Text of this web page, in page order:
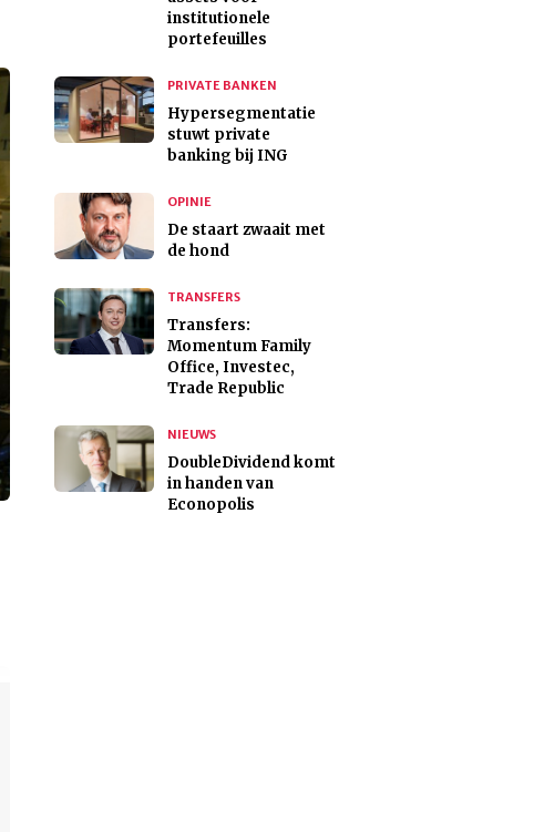
institutionele
portefeuilles
PRIVATE BANKEN
Hypersegmentatie
stuwt private
banking bij ING
OPINIE
De staart zwaait met
de hond
TRANSFERS
Transfers:
Momentum Family
Office, Investec,
Trade Republic
NIEUWS
DoubleDividend komt
in handen van
Econopolis